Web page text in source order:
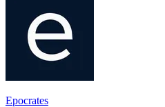
Epocrates